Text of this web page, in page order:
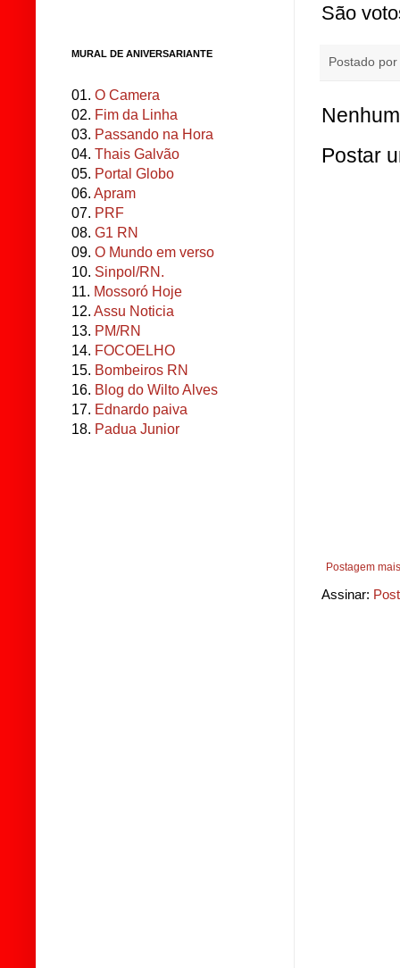
São
Postado por
Postar
Postagem
Assinar:
MURAL DE ANIVERSARIANTE
01. O Camera
02. Fim da Linha
03. Passando na Hora
04. Thais Galvão
05. Portal Globo
06. Apram
07. PRF
08. G1 RN
09. O Mundo em verso
10. Sinpol/RN.
11. Mossoró Hoje
12. Assu Noticia
13. PM/RN
14. FOCOELHO
15. Bombeiros RN
16. Blog do Wilto Alves
17. Ednardo paiva
18. Padua Junior